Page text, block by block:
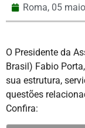
Roma, 05
O Presidente da
Brasil) Fabio
sua estrutura,
questões
Confira: